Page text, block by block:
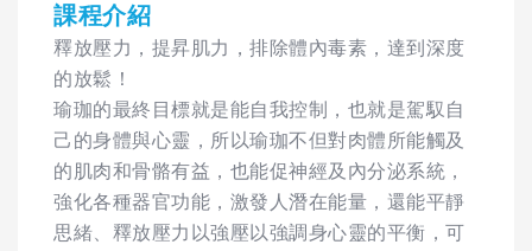
課程介紹
釋放壓力，提昇肌力，排除體內毒素，達到深度
的放鬆！
瑜珈的最終目標就是能自我控制，也就是駕馭自
己的身體與心靈，所以瑜珈不但對肉體所能觸及
的肌肉和骨骼有益，也能促神經及內分泌系統，
強化各種器官功能，激發人潛在能量，還能平靜
思緒、釋放壓力以強壓以強調身心靈的平衡，可